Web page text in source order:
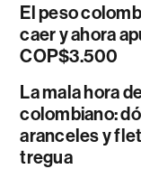
El peso
caer y ahora
COP$3.500
La mala hora
colombiano:
aranceles y
tregua